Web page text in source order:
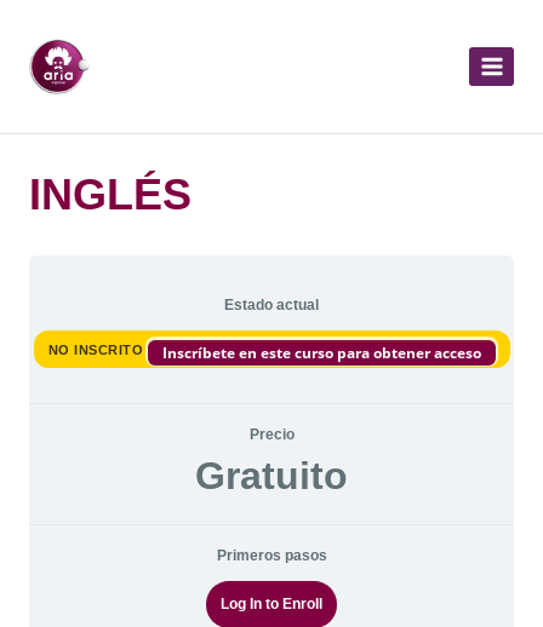
INGLÉS
Estado actual
NO INSCRITO Inscríbete en este curso para obtener acceso
Precio
Gratuito
Primeros pasos
Log In to Enroll